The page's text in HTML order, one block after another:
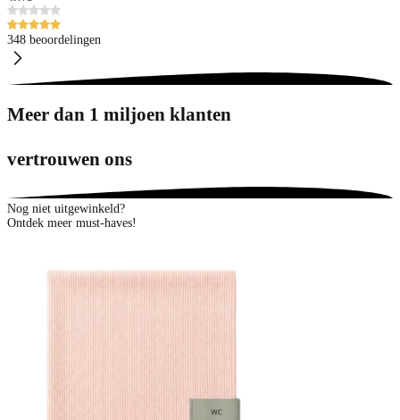
348 beoordelingen
Meer dan 1 miljoen klanten
vertrouwen ons
Nog niet uitgewinkeld?
Ontdek meer must-haves!